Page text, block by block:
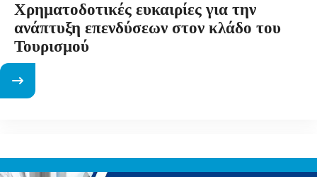
Χρηματοδοτικές ευκαιρίες για την
ανάπτυξη επενδύσεων στον κλάδο του
Τουρισμού